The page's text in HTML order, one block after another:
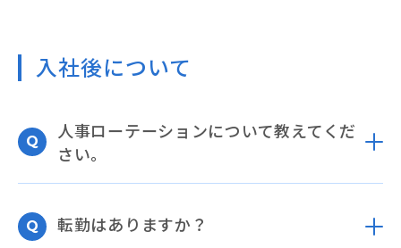
入社後について
人事ローテーションについて教えてくだ
さい。
転勤はありますか？